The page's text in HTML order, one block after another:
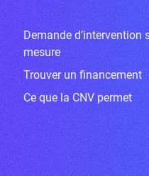
Demande d’intervention
mesure
Trouver un financement
Ce que la CNV permet